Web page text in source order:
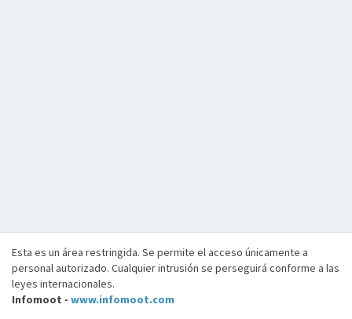
Esta es un área restringida. Se permite el acceso únicamente a
personal autorizado. Cualquier intrusión se perseguirá conforme a las
leyes internacionales.
Infomoot - www.infomoot.com